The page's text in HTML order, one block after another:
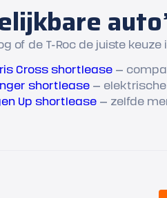
of de T-Roc de juiste
Cross shortlease—
shortlease— elektrische
Up shortlease— zelfde